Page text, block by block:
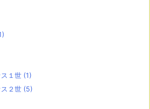
１世 (1)
２世 (5)